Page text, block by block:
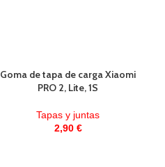
Goma de tapa de carga Xiaomi
PRO 2, Lite, 1S
Tapas y juntas
2,90 €